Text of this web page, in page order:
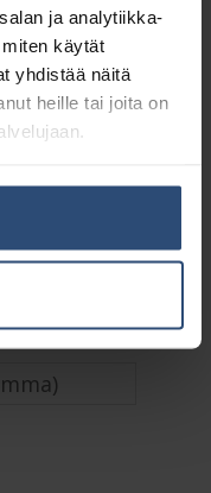
ja analytiikka-
käytät
yhdistää näitä
heille tai joita on